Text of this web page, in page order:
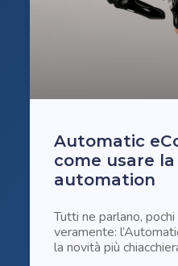
Automatic
come usare
automation
Tutti ne parlano,
veramente:
la novità più